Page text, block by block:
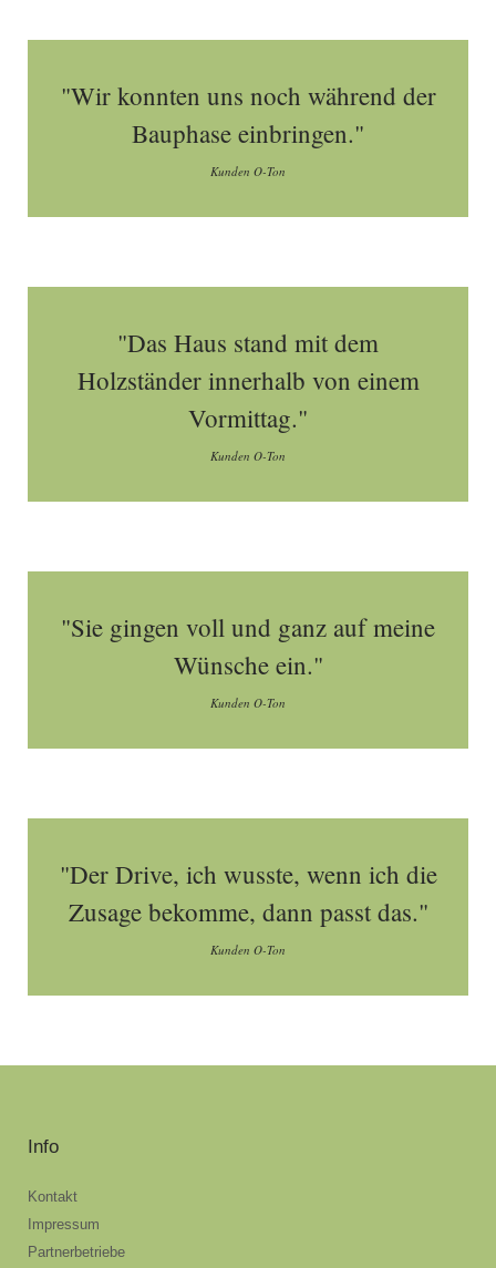
"Wir konnten uns noch während der
Bauphase einbringen."
Kunden O-Ton
"Das Haus stand mit dem
Holzständer innerhalb von einem
Vormittag."
Kunden O-Ton
"Sie gingen voll und ganz auf meine
Wünsche ein."
Kunden O-Ton
"Der Drive, ich wusste, wenn ich die
Zusage bekomme, dann passt das."
Kunden O-Ton
Info
Kontakt
Impressum
Partnerbetriebe